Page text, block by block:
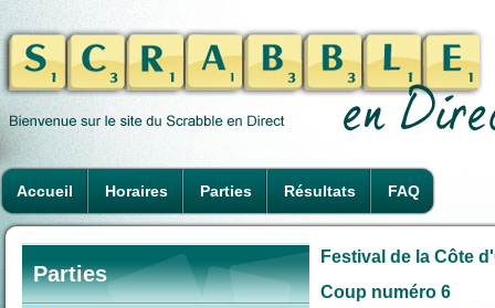
Accueil Horaires Parties Résultats FAQ
Parties
Festival de la Côte
Coup numéro 6